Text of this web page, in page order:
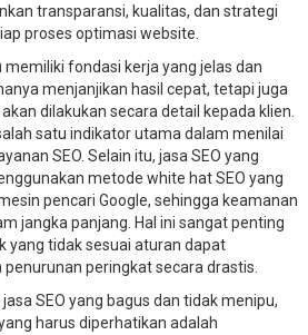
transparansi, kualitas, dan strategi
proses optimasi website.
memiliki fondasi kerja yang jelas dan
menjanjikan hasil cepat, tetapi juga
dilakukan secara detail kepada klien.
satu indikator utama dalam menilai
SEO. Selain itu, jasa SEO yang
metode white hat SEO yang
pencari Google, sehingga keamanan
jangka panjang. Hal ini sangat penting
yang tidak sesuai aturan dapat
peringkat secara drastis.
SEO yang bagus dan tidak menipu,
harus diperhatikan adalah